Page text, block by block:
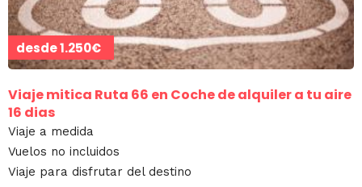
desde1.250€
Viaje mitica Ruta 66 en Coche de alquiler a tu aire
16 dias
Viaje a medida
Vuelos no incluidos
Viaje para disfrutar del destino